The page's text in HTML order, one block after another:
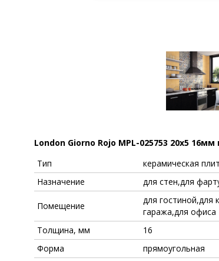
London Giorno Rojo MPL-025753 20x5 16мм
Тип
керамическая
Назначение
для стен,для
Помещение
для гостиной,для
гаража,для офиса
Толщина, мм
16
Форма
прямоугольная